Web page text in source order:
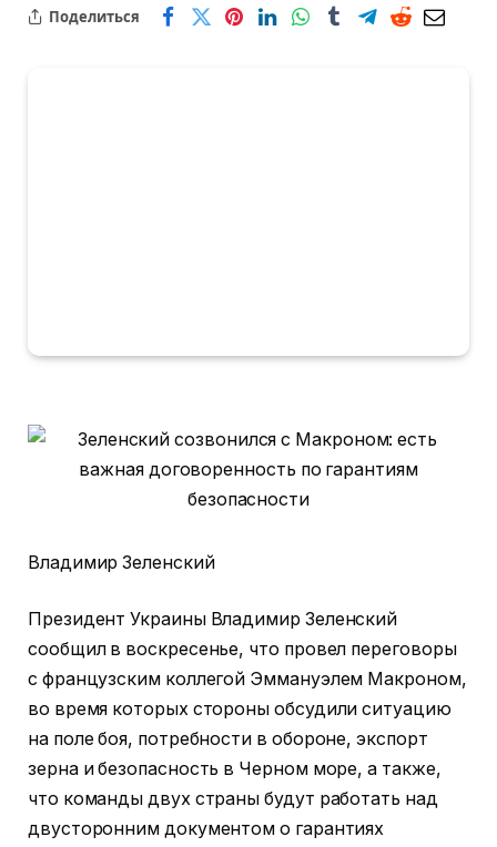
Поделиться
Владимир Зеленский
Президент Украины Владимир Зеленский
сообщил в воскресенье, что провел переговоры
с французским коллегой Эммануэлем Макроном,
во время которых стороны обсудили ситуацию
на поле боя, потребности в обороне, экспорт
зерна и безопасность в Черном море, а также,
что команды двух страны будут работать над
двусторонним документом о гарантиях